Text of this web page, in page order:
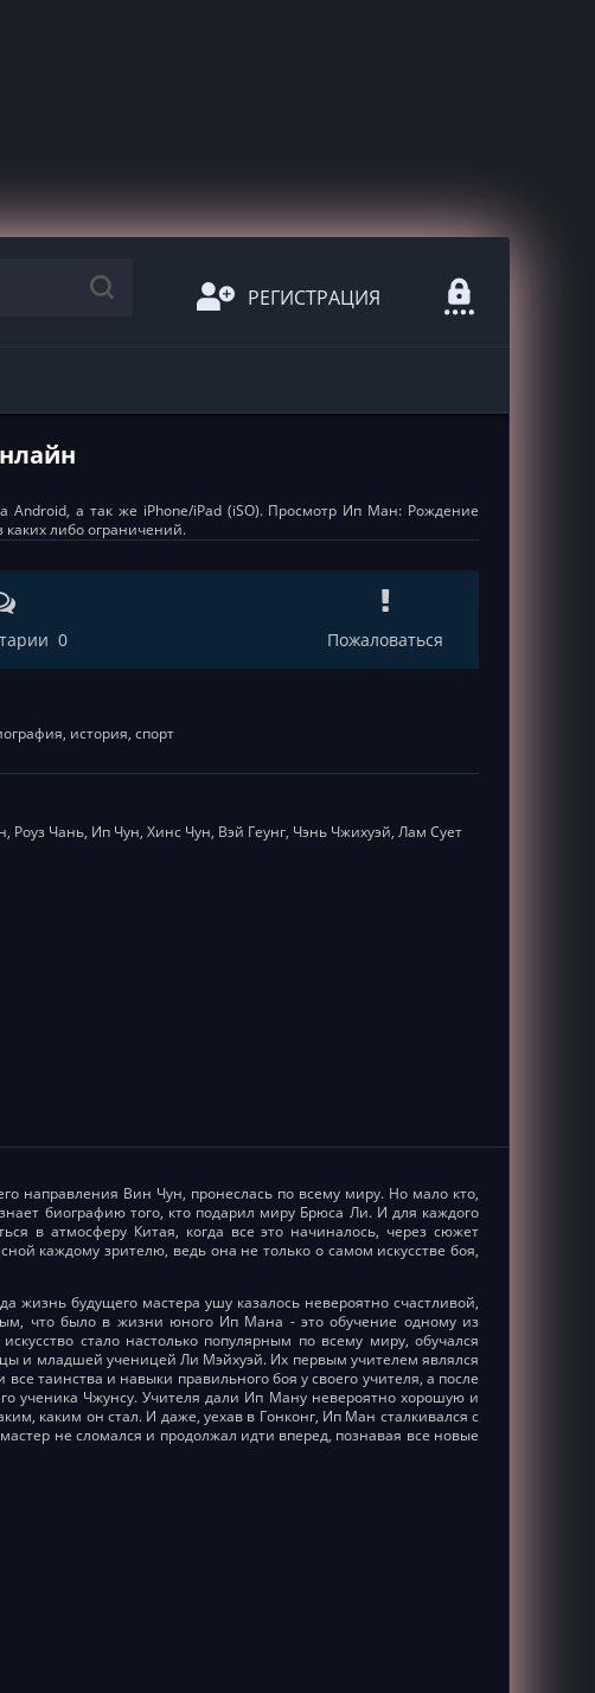
РЕГИСТРАЦИЯ
Android, а так же iPhone/iPad (iSO). Просмотр Ип Ман: Рождение
либо ограничений.
0 Пожаловаться
история, спорт
Чань, Ип Чун, Хинс Чун, Вэй Геунг, Чэнь Чжихуэй, Лам Сует
направления Вин Чун, пронеслась по всему миру. Но мало кто,
биографию того, кто подарил миру Брюса Ли. И для каждого
в атмосферу Китая, когда все это начиналось, через сюжет
каждому зрителю, ведь она не только о самом искусстве боя,
будущего мастера ушу казалось невероятно счастливой,
что было в жизни юного Ип Мана - это обучение одному из
стало настолько популярным по всему миру, обучался
и младшей ученицей Ли Мэйхуэй. Их первым учителем являлся
таинства и навыки правильного боя у своего учителя, а после
ученика Чжунсу. Учителя дали Ип Ману невероятно хорошую и
каким он стал. И даже, уехав в Гонконг, Ип Ман сталкивался с
не сломался и продолжал идти вперед, познавая все новые